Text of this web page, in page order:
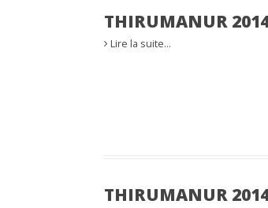
THIRUMANUR
Lire la suite…
THIRUMANUR